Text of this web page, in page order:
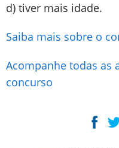
d) tiver mais idade.
Saiba mais sobre o
Acompanhe todas as
concurso